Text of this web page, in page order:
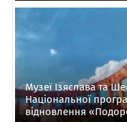
Музеї Ізяслава та
Національної
відновлення